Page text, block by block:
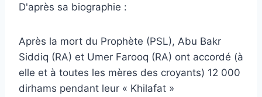
D'après sa biographie :
Après la mort du Prophète (PSL), Abu Bakr
Siddiq (RA) et Umer Farooq (RA) ont accordé (à
elle et à toutes les mères des croyants) 12 000
dirhams pendant leur « Khilafat »